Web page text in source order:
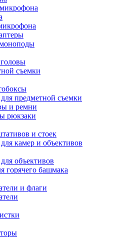
съемки
предметной съемки
и ремни
рюкзаки
и стоек
камер и объективов
объективов
горячего башмака
и флаги